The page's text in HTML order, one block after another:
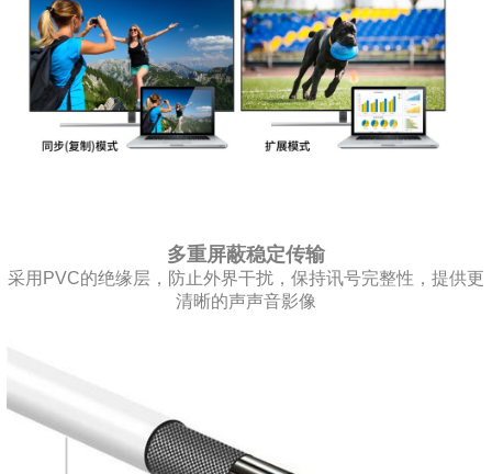
多重屏蔽稳定传输
采用PVC的绝缘层，防止外界干扰，保持讯号完整性，提供更
清晰的声声音影像